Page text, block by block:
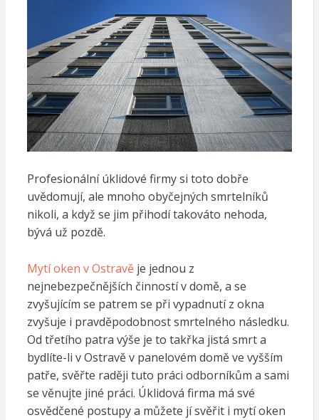
Profesionální úklidové firmy si toto dobře
uvědomují, ale mnoho obyčejných smrtelníků
nikoli, a když se jim přihodí takováto nehoda,
bývá už pozdě.
Mytí oken v Ostravěje jednou z
nejnebezpečnějších činností v domě, a se
zvyšujícím se patrem se při vypadnutí z okna
zvyšuje i pravděpodobnost smrtelného následku.
Od třetího patra výše je to takřka jistá smrt a
bydlíte-li v Ostravě v panelovém domě ve vyšším
patře, svěřte raději tuto práci odborníkům a sami
se věnujte jiné práci. Úklidová firma má své
osvědčené postupy a můžete jí svěřit i mytí oken